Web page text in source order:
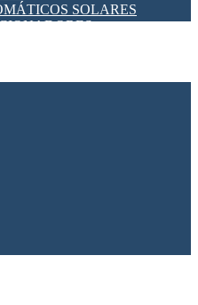
SOLARES
SPDS PARA